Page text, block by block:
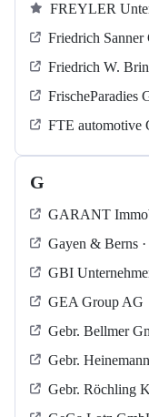
FREYLER
Friedrich
Friedrich W.
FrischeParadies
FTE automotive
G
GARANT
Gayen & Berns
GBI
GEA Group AG
Gebr. Bellmer
Gebr.
Gebr. Röchling